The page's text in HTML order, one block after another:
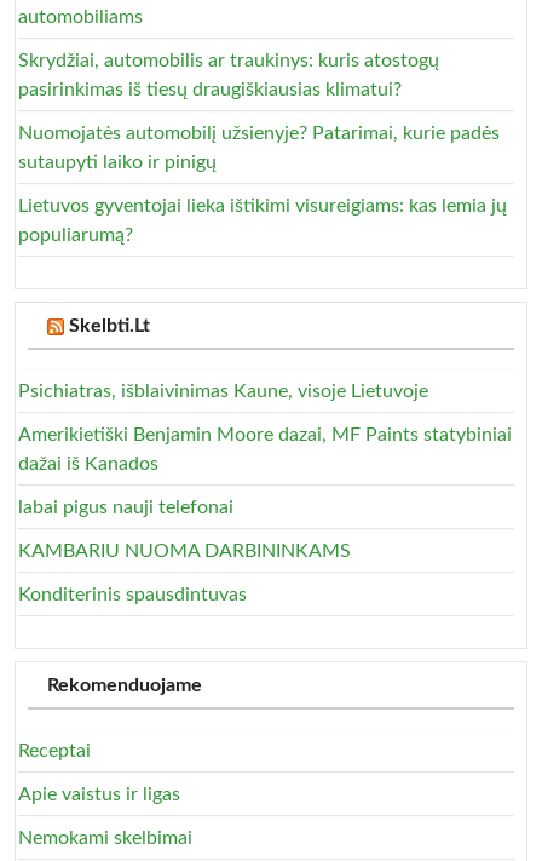
automobiliams
Skrydžiai, automobilis ar traukinys: kuris atostogų
pasirinkimas iš tiesų draugiškiausias klimatui?
Nuomojatės automobilį užsienyje? Patarimai, kurie padės
sutaupyti laiko ir pinigų
Lietuvos gyventojai lieka ištikimi visureigiams: kas lemia jų
populiarumą?
Skelbti.Lt
Psichiatras, išblaivinimas Kaune, visoje Lietuvoje
Amerikietiški Benjamin Moore dazai, MF Paints statybiniai
dažai iš Kanados
labai pigus nauji telefonai
KAMBARIU NUOMA DARBININKAMS
Konditerinis spausdintuvas
Rekomenduojame
Receptai
Apie vaistus ir ligas
Nemokami skelbimai